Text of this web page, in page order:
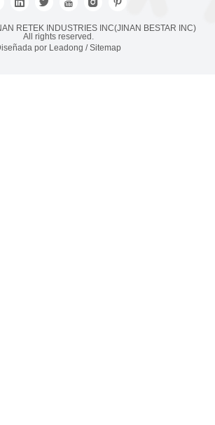
RETEK INDUSTRIES INC(JINAN BESTAR INC)
All rights reserved.
por Leadong /Sitemap